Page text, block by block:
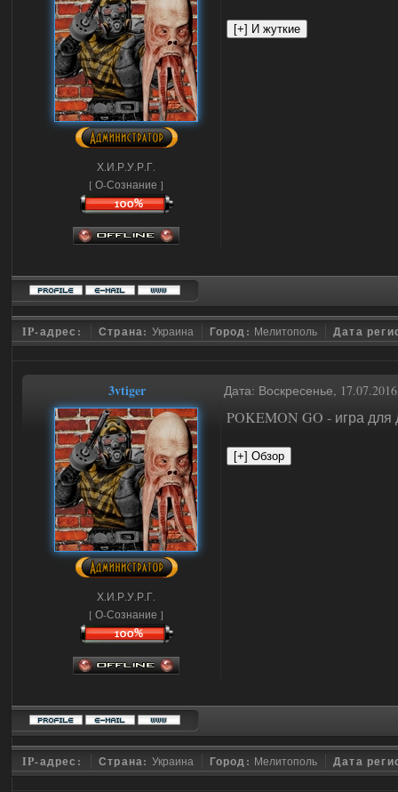
Х.И.Р.У.Р.Г.
[ О-Сознание ]
IP-адрес: Страна: Украина Город: Мелитополь Дата
3vtiger Дата: Воскресенье,
Х.И.Р.У.Р.Г.
[ О-Сознание ]
POKEMON GO - игра для
IP-адрес: Страна: Украина Город: Мелитополь Дата